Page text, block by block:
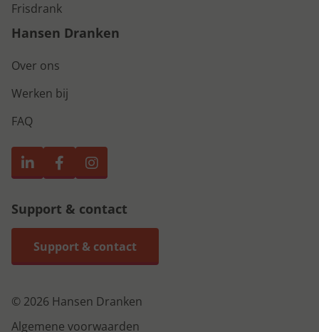
Frisdrank
Hansen Dranken
Over ons
Werken bij
FAQ
Support & contact
Support & contact
© 2026 Hansen Dranken
Algemene voorwaarden